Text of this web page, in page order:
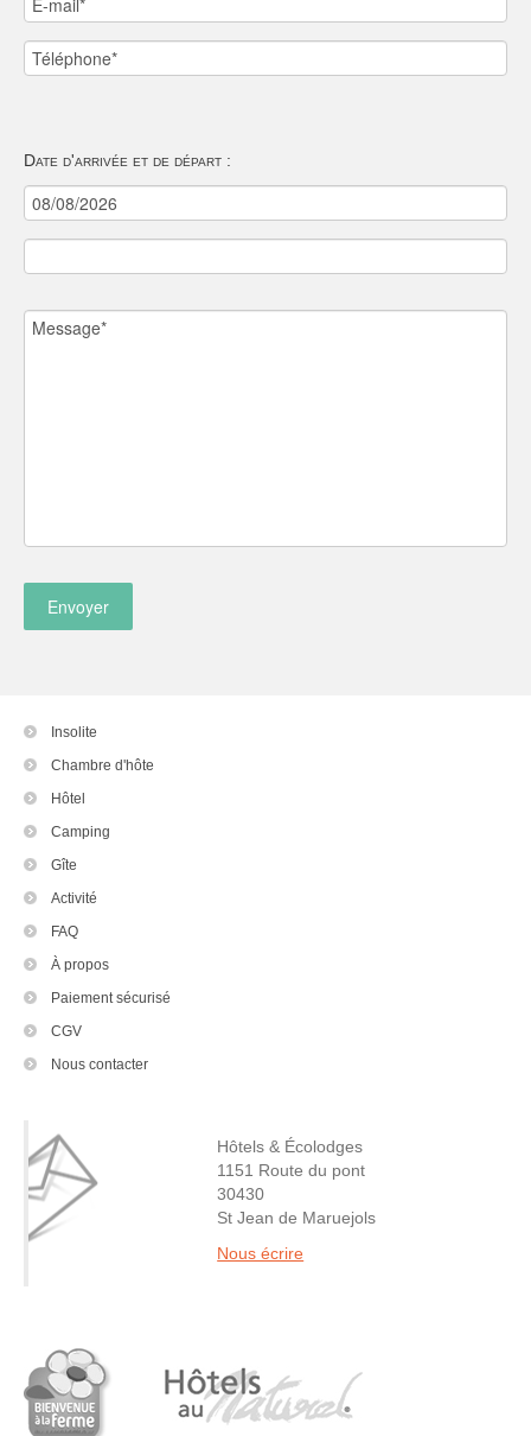
Date d'arrivée et de départ :
Insolite
Chambre d'hôte
Hôtel
Camping
Gîte
Activité
FAQ
À propos
Paiement sécurisé
CGV
Nous contacter
Hôtels & Écolodges
1151 Route du pont
30430
St Jean de Maruejols
Nous écrire